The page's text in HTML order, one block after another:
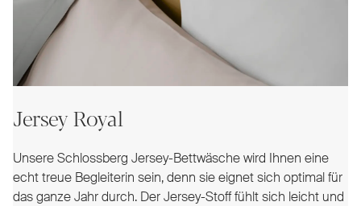
Jersey Royal
Unsere Schlossberg Jersey-Bettwäsche wird Ihnen eine
echt treue Begleiterin sein, denn sie eignet sich optimal für
das ganze Jahr durch. Der Jersey-Stoff fühlt sich leicht und